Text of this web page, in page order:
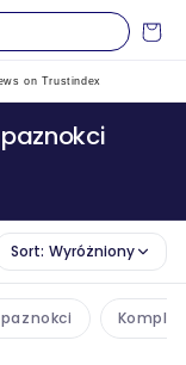
Wózek
on Trustindex
Sort: Wyróżniony